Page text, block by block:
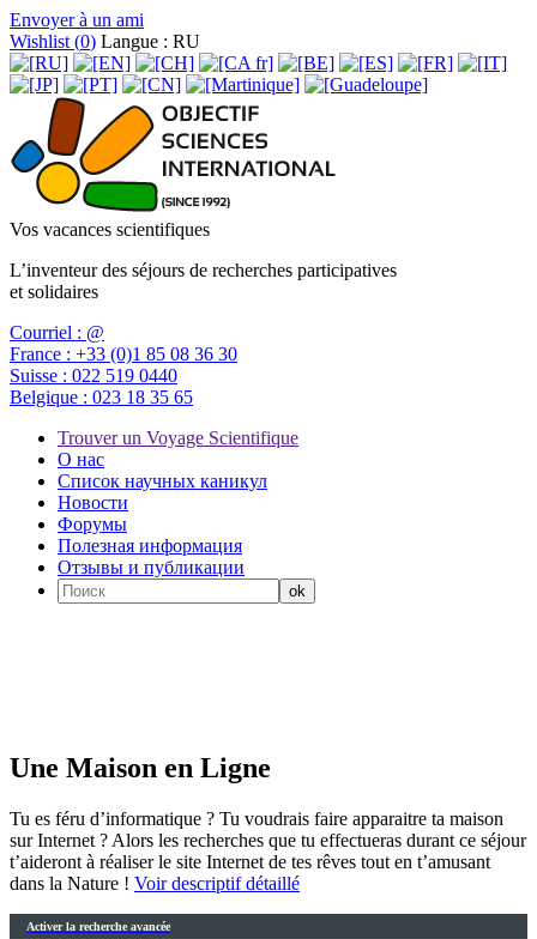
Envoyer à un ami
Wishlist (0) Langue : RU
Vos vacances scientifiques
L’inventeur des séjours de recherches participatives
et solidaires
Courriel : @
France : +33 (0)1 85 08 36 30
Suisse : 022 519 0440
Belgique : 023 18 35 65
Trouver un Voyage Scientifique
О нас
Список научных каникул
Новости
Форумы
Полезная информация
Отзывы и публикации
Une Maison en Ligne
Tu es féru d’informatique ? Tu voudrais faire apparaitre ta maison
sur Internet ? Alors les recherches que tu effectueras durant ce séjour
t’aideront à réaliser le site Internet de tes rêves tout en t’amusant
dans la Nature ! Voir descriptif détaillé
Activer la recherche avancée